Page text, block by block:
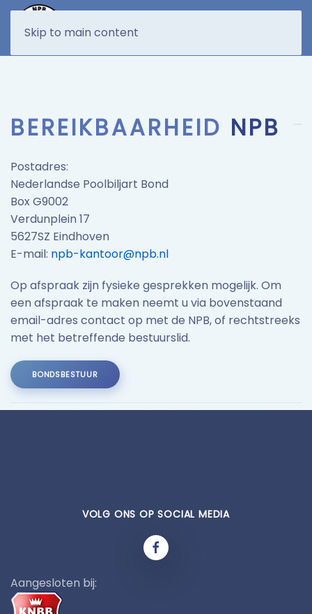
Skip to main content
BEREIKBAARHEID NPB
Postadres:
Nederlandse Poolbiljart Bond
Box G9002
Verdunplein 17
5627SZ Eindhoven
E-mail: npb-kantoor@npb.nl
Op afspraak zijn fysieke gesprekken mogelijk. Om
een afspraak te maken neemt u via bovenstaand
email-adres contact op met de NPB, of rechtstreeks
met het betreffende bestuurslid.
BONDSBESTUUR
VOLG ONS OP SOCIAL MEDIA
Aangesloten bij: